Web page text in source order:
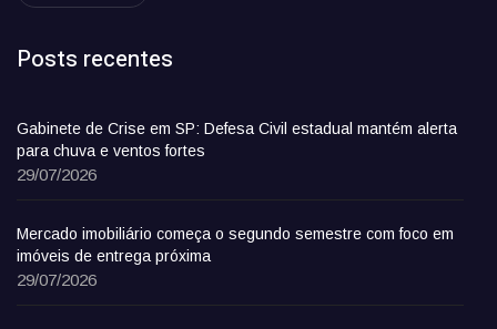
Posts recentes
Gabinete de Crise em SP: Defesa Civil estadual mantém alerta
para chuva e ventos fortes
29/07/2026
Mercado imobiliário começa o segundo semestre com foco em
imóveis de entrega próxima
29/07/2026